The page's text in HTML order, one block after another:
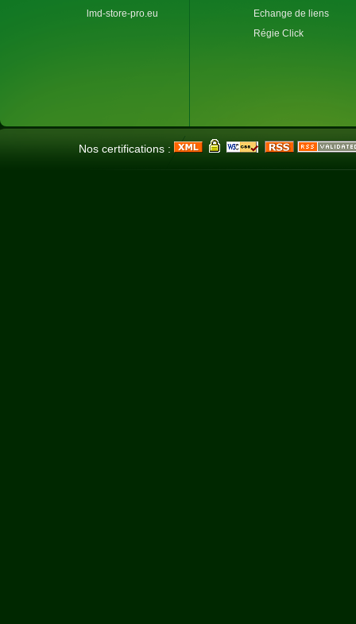
lmd-store-pro.eu
Echange de liens
Régie Click
Nos certifications :